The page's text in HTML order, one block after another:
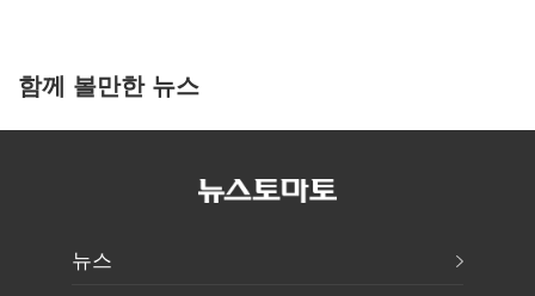
함께 볼만한 뉴스
뉴스